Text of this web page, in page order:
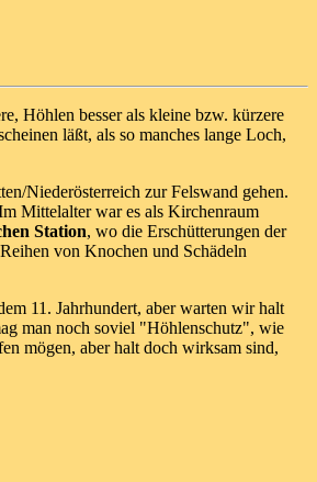
Höhlen besser als kleine bzw. kürzere
läßt, als so manches lange Loch,
Niederösterreich zur Felswand gehen.
Mittelalter war es als Kirchenraum
Station, wo die Erschütterungen der
von Knochen und Schädeln
11. Jahrhundert, aber warten wir halt
man noch soviel "Höhlenschutz", wie
mögen, aber halt doch wirksam sind,